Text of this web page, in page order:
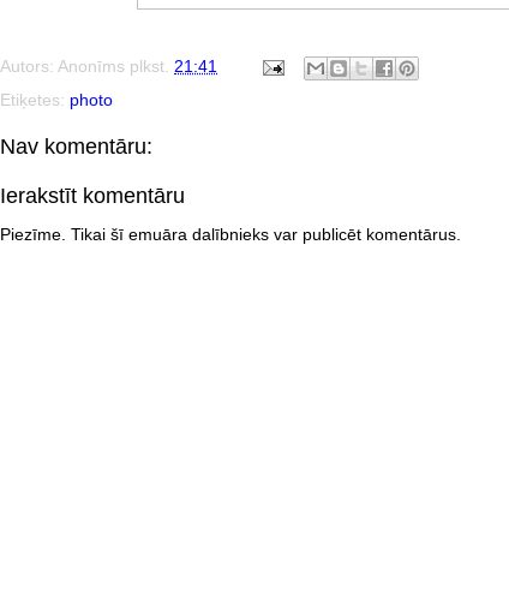
Autors: Anonīms plkst. 21:41
Etiķetes: photo
Nav komentāru:
Ierakstīt komentāru
Piezīme. Tikai šī emuāra dalībnieks var publicēt komentārus.